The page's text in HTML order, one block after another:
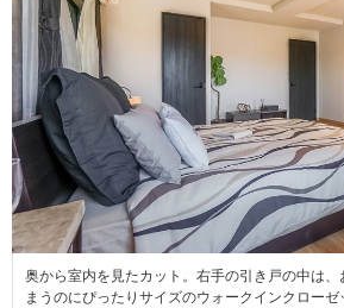
奥から室内を見たカット。右手の引き戸の中は、
まうのにぴったりサイズのウォークインクロー